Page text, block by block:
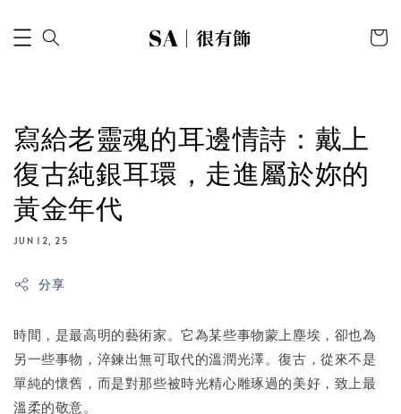
寫給老靈魂的耳邊情詩：戴上
復古純銀耳環，走進屬於妳的
黃金年代
JUN 12, 25
分享
時間，是最高明的藝術家。它為某些事物蒙上塵埃，卻也為
另一些事物，淬鍊出無可取代的溫潤光澤。復古，從來不是
單純的懷舊，而是對那些被時光精心雕琢過的美好，致上最
溫柔的敬意。